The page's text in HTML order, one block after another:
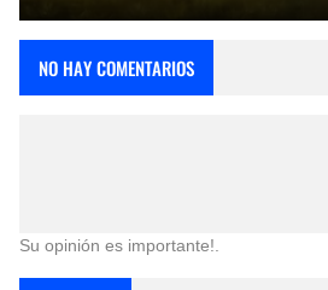
NO HAY COMENTARIOS
Su opinión es importante!.